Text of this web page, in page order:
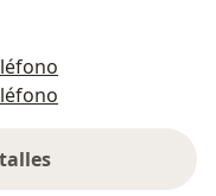
dirección